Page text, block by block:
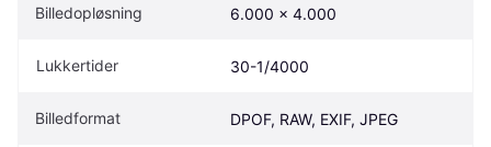
Billedopløsning 6.000 x 4.000
Lukkertider 30-1/4000
Billedformat DPOF, RAW, EXIF, JPEG